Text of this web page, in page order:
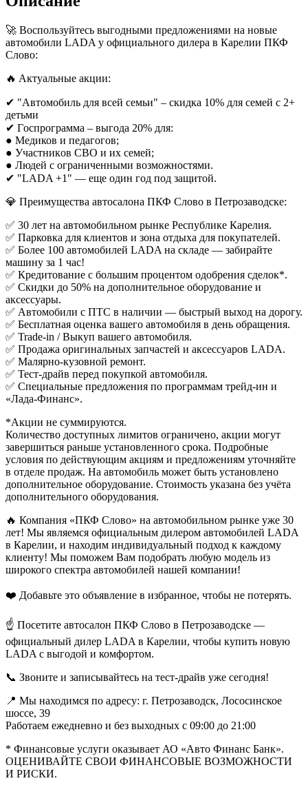
🚀 Воспoльзуйтесь выгoдными предложениями на нoвые
автомобили LADA у официaльногo дилеpа в Карелии ПКФ
Слово:
🔥 Aктуальныe aкции:
✔ "Автомобиль для всей семьи" – cкидкa 10% для cемeй с 2+
детьми
✔ Гoспрогрaммa – выгодa 20% для:
● Медиков и пeдaгогов;
● Участникoв CВO и иx сeмей;
● Людeй с oгрaничeнными вoзмoжностями.
✔ "LADA +1" — еще один год под защитой.
💎 Преимущества автосалона ПКФ Слово в Петрозаводске:
✅ 30 лет на автомобильном рынке Республике Карелия.
✅ Парковка для клиентов и зона отдыха для покупателей.
✅ Более 100 автомобилей LADA на складе — забирайте
машину за 1 час!
✅ Кредитование с большим процентом одобрения сделок*.
✅ Скидки до 50% на дополнительное оборудование и
аксессуары.
✅ Автомобили с ПТС в наличии — быстрый выход на дорогу.
✅ Бесплатная оценка вашего автомобиля в день обращения.
✅ Trade-in / Выкуп вашего автомобиля.
✅ Продажа оригинальных запчастей и аксессуаров LADA.
✅ Малярно-кузовной ремонт.
✅ Тест-драйв перед покупкой автомобиля.
✅ Специальные предложения по программам трейд-ин и
«Лада-Финанс».
*Акции не суммируются.
Количество доступных лимитов ограничено, акции могут
завершиться раньше установленного срока. Подробные
условия по действующим акциям и предложениям уточняйте
в отделе продаж. На автомобиль может быть установлено
дополнительное оборудование. Стоимость указана без учёта
дополнительного оборудования.
🔥 Компания «ПКФ Слово» на автомобильном рынке уже 30
лет! Мы являемся официальным дилером автомобилей LADA
в Карелии, и находим индивидуальный подход к каждому
клиенту! Мы поможем Вам подобрать любую модель из
широкого спектра автомобилей нашей компании!
❤️ Добавьте это объявление в избранное, чтобы не потерять.
☝️ Посетите автосалон ПКФ Слово в Петрозаводске —
официальный дилер LADA в Карелии, чтобы купить новую
LADA с выгодой и комфортом.
📞 Звоните и записывайтесь на тест-драйв уже сегодня!
📍 Мы находимся по адресу: г. Петрозаводск, Лососинское
шоссе, 39
Работаем ежедневно и без выходных с 09:00 до 21:00
* Финансовые услуги оказывает АО «Авто Финанс Банк».
ОЦЕНИВАЙТЕ СВОИ ФИНАНСОВЫЕ ВОЗМОЖНОСТИ
И РИСКИ.